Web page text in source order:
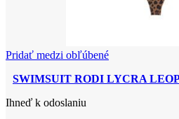
Pridať medzi obľúbené
SWIMSUIT RODI LYCRA
Ihneď k odoslaniu